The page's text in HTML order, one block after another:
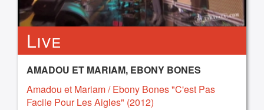
Live
AMADOU ET MARIAM, EBONY BONES
Amadou et Mariam / Ebony Bones "C'est Pas
Facile Pour Les Aigles" (2012)